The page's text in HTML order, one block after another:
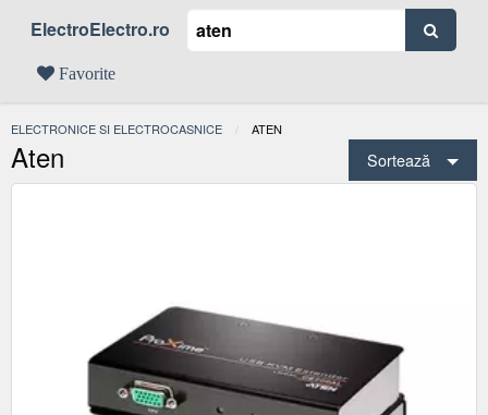
ElectroElectro.ro
Favorite
ELECTRONICE SI ELECTROCASNICE ACTUAL:
ATEN
Aten Sortează